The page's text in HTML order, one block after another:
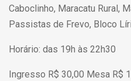
Caboclinho, Maracatu Rural,
Passistas de Frevo, Bloco
Horário: das 19h às 22h30
Ingresso R$ 30,00 Mesa R$